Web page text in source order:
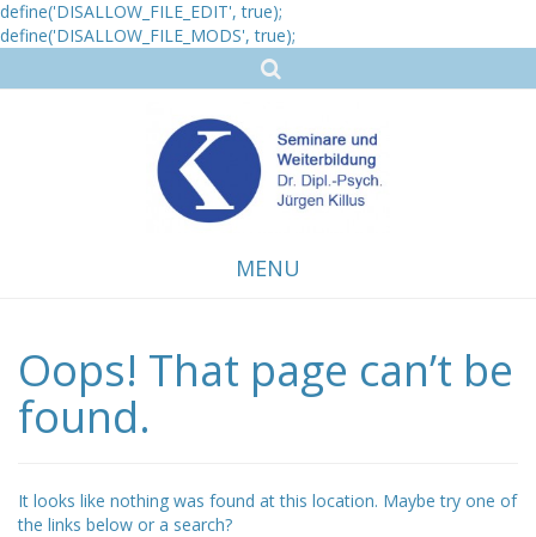
define('DISALLOW_FILE_EDIT', true);
define('DISALLOW_FILE_MODS', true);
MENU
to
content
Oops! That page can’t be
found.
It looks like nothing was found at this location. Maybe try one of
the links below or a search?